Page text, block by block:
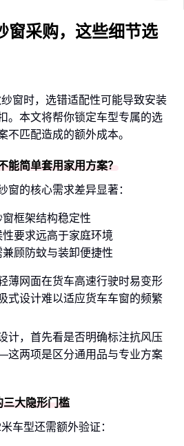
窗采购，这些细节选
窗时，选错适配性可能导致安装
。本文将帮你锁定车型专属的选
不匹配造成的额外成本。
能简单套用家用方案？
窗的核心需求差异显著：
框架结构稳定性
要求远高于家庭环境
顾防蚊与装卸便捷性
薄网面在货车高速行驶时易变形
式设计难以适应货车车窗的频繁
计，首先看是否明确标注抗风压
两项是区分通用品与专业方案
三大隐形门槛
车型还需额外验证：